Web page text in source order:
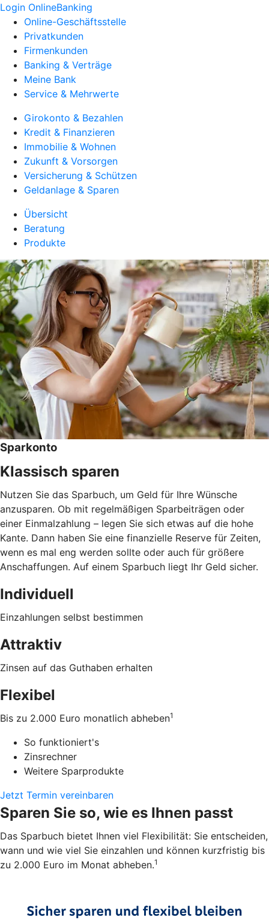
Login OnlineBanking
Online-Geschäftsstelle
Privatkunden
Firmenkunden
Banking & Verträge
Meine Bank
Service & Mehrwerte
Girokonto & Bezahlen
Kredit & Finanzieren
Immobilie & Wohnen
Zukunft & Vorsorgen
Versicherung & Schützen
Geldanlage & Sparen
Übersicht
Beratung
Produkte
Sparkonto
Klassisch sparen
Nutzen Sie das Sparbuch, um Geld für Ihre Wünsche
anzusparen. Ob mit regelmäßigen Sparbeiträgen oder
einer Einmalzahlung – legen Sie sich etwas auf die hohe
Kante. Dann haben Sie eine finanzielle Reserve für Zeiten,
wenn es mal eng werden sollte oder auch für größere
Anschaffungen. Auf einem Sparbuch liegt Ihr Geld sicher.
Individuell
Einzahlungen selbst bestimmen
Attraktiv
Zinsen auf das Guthaben erhalten
Flexibel
Bis zu 2.000 Euro monatlich abheben1
So funktioniert's
Zinsrechner
Weitere Sparprodukte
Jetzt Termin vereinbaren
Sparen Sie so, wie es Ihnen passt
Das Sparbuch bietet Ihnen viel Flexibilität: Sie entscheiden,
wann und wie viel Sie einzahlen und können kurzfristig bis
zu 2.000 Euro im Monat abheben.1